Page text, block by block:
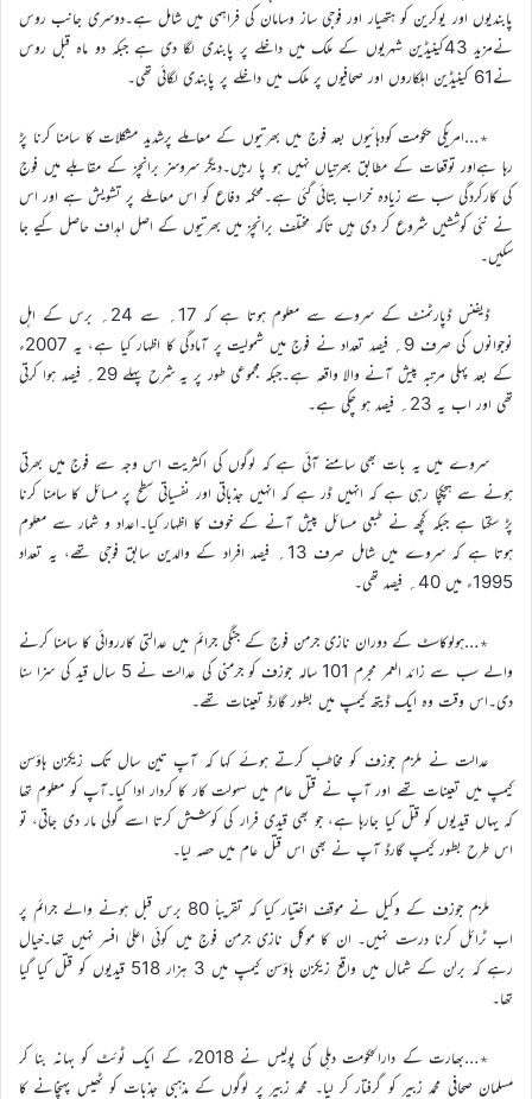
پابندیوں اور یوکرین کو ہتھیار اور فوجی ساز وسامان کی فراہمی میں شامل ہے۔دوسری جانب روس
نےمزید 43کینیڈین شہریوں کے ملک میں داخلے پر پابندی لگا دی ہے جبکہ دو ماہ قبل روس
نے61 کینیڈین اہلکاروں اور صحافیوں پر ملک میں داخلے پر پابندی لگائی تھی۔
٭…امریکی حکومت کودہائیوں بعد فوج میں بھرتیوں کے معاملے پرشدید مشکلات کا سامنا کرنا پڑ
رہا ہےاور توقعات کے مطابق بھرتیاں نہیں ہو پا رہیں۔دیگر سروسز برانچز کے مقابلے میں فوج
کی کارکردگی سب سے زیادہ خراب بتائی گئی ہے۔محکمہ دفاع کو اس معاملے پر تشویش ہے اور اس
نے نئی کوششیں شروع کر دی ہیں تاکہ مختلف برانچز میں بھرتیوں کے اصل اہداف حاصل کیے جا
سکیں۔
ڈیفنس ڈپارٹمنٹ کے سروے سے معلوم ہوتا ہے کہ 17؍ سے 24؍ برس کے اہل
نوجوانوں کی صرف 9؍ فیصد تعداد نے فوج میں شمولیت پر آمادگی کا اظہار کیا ہے، یہ 2007ء
کے بعد پہلی مرتبہ پیش آنے والا واقعہ ہے۔جبکہ مجموعی طور پر یہ شرح پہلے 29؍ فیصد ہوا کرتی
تھی اور اب یہ 23؍ فیصد ہو چکی ہے۔
سروے میں یہ بات بھی سامنے آئی ہے کہ لوگوں کی اکثریت اس وجہ سے فوج میں بھرتی
ہونے سے ہچکچا رہی ہے کہ انہیں ڈر ہے کہ انہیں جذباتی اور نفسیاتی سطح پر مسائل کا سامنا کرنا
پڑ سکتا ہے جبکہ کچھ نے طبعی مسائل پیش آنے کے خوف کا اظہار کیا۔اعداد و شمار سے معلوم
ہوتا ہے کہ سروے میں شامل صرف 13؍ فیصد افراد کے والدین سابق فوجی تھے، یہ تعداد
1995ء میں 40؍ فیصد تھی۔
٭…ہولوکاسٹ کے دوران نازی جرمن فوج کے جنگی جرائم میں عدالتی کارروائی کا سامنا کرنے
والے سب سے زائد العمر مجرم 101 سالہ جوزف کو جرمنی کی عدالت نے 5 سال قید کی سزا سنا
دی۔اس وقت وہ ایک ڈیتھ کیمپ میں بطور گارڈ تعینات تھے۔
عدالت نے ملزم جوزف کو مخاطب کرتے ہوئے کہا کہ آپ تین سال تک زیکزن ہاؤسن
کیمپ میں تعینات تھے اور آپ نے قتل عام میں سہولت کار کا کردار ادا کیا۔آپ کو معلوم تھا
کہ یہاں قیدیوں کو قتل کیا جارہا ہے، جو بھی قیدی فرار کی کوشش کرتا اسے گولی مار دی جاتی، تو
اس طرح بطور کیمپ گارڈ آپ نے بھی اس قتل عام میں حصہ لیا۔
ملزم جوزف کے وکیل نے موقف اختیار کیا کہ تقریباً 80 برس قبل ہونے والے جرائم پر
اب ٹرائل کرنا درست نہیں۔ ان کا موکل نازی جرمن فوج میں کوئی اعلیٰ افسر نہیں تھا۔خیال
رہے کہ برلن کے شمال میں واقع زیکزن ہاؤسن کیمپ میں 3 ہزار 518 قیدیوں کو قتل کیا گیا
تھا۔
٭…بھارت کے دارالحکومت دہلی کی پولیس نے 2018ء کے ایک ٹوئٹ کو بہانہ بنا کر
مسلمان صحافی محمد زبیر کو گرفتار کر لیا۔ محمد زبیر پر لوگوں کے مذہبی جذبات کو ٹھیس پہنچانے کا